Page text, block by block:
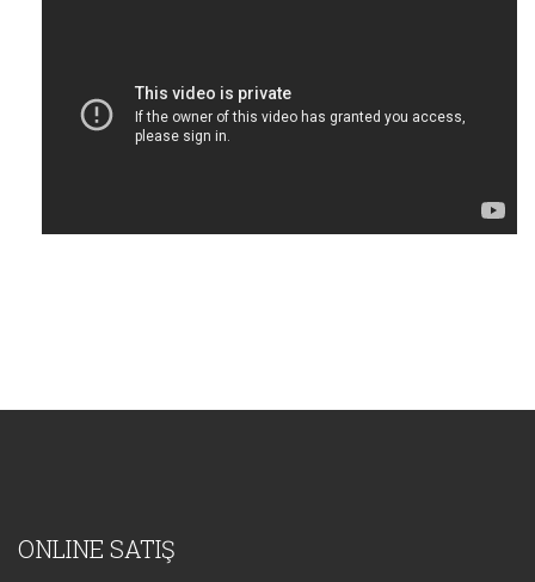
ONLINE SATIŞ